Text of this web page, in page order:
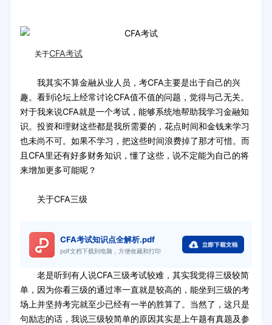
关于CFA考试
我其实不算金融从业人员，考CFA主要是出于自己的兴
趣。看到论坛上经常讨论CFA值不值的问题，觉得与己无关。
对于我来说CFA就是一个考试，能够系统地帮助我学习金融知
识。投资和理财这些都是我所需要的，花点时间和金钱来学习
也未尚不可。如果不学习，把这些时间浪费掉了那才可惜。而
且CFA里还有好多财务知识，懂了这些，说不定能为自己的将
来增加更多可能呢？
关于CFA三级
CFA考试知识点全解析.pdf
pdf文档下载到电脑，方便收藏和打印
老是听到有人说CFA三级考试较难，其实我觉得三级较简
单，因为你看三级的通过率一直就是较高的，能坐到三级的考
场上并坚持考完就至少已经有一半的胜算了。当然了，这只是
句励志的话，我说三级较简单的原因其实是上午题有真题及参